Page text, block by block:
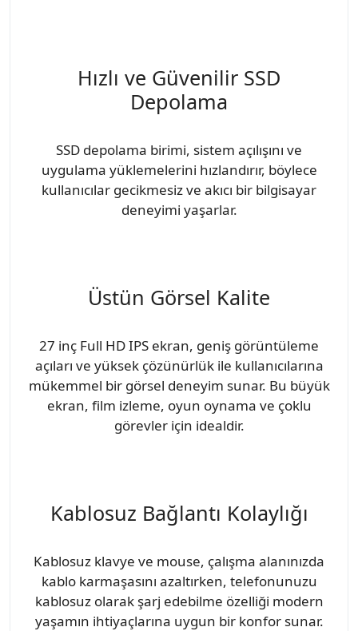
Hızlı ve Güvenilir SSD
Depolama
SSD depolama birimi, sistem açılışını ve
uygulama yüklemelerini hızlandırır, böylece
kullanıcılar gecikmesiz ve akıcı bir bilgisayar
deneyimi yaşarlar.
Üstün Görsel Kalite
27 inç Full HD IPS ekran, geniş görüntüleme
açıları ve yüksek çözünürlük ile kullanıcılarına
mükemmel bir görsel deneyim sunar. Bu büyük
ekran, film izleme, oyun oynama ve çoklu
görevler için idealdir.
Kablosuz Bağlantı Kolaylığı
Kablosuz klavye ve mouse, çalışma alanınızda
kablo karmaşasını azaltırken, telefonunuzu
kablosuz olarak şarj edebilme özelliği modern
yaşamın ihtiyaçlarına uygun bir konfor sunar.